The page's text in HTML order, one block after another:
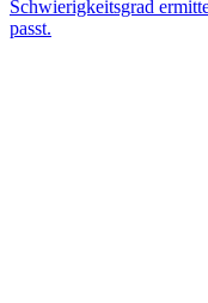
Schwierigkeitsgrad
passt.